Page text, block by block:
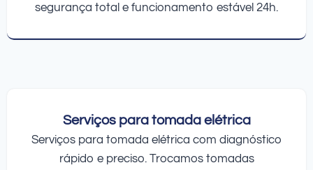
segurança total e funcionamento estável 24h.
Serviços para tomada elétrica
Serviços para tomada elétrica com diagnóstico
rápido e preciso. Trocamos tomadas